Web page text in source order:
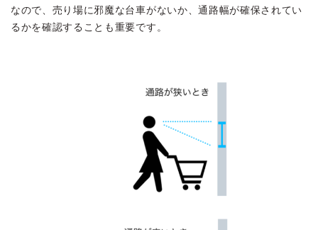
なので、売り場に邪魔な台車がないか、通路幅が確保されてい
るかを確認することも重要です。